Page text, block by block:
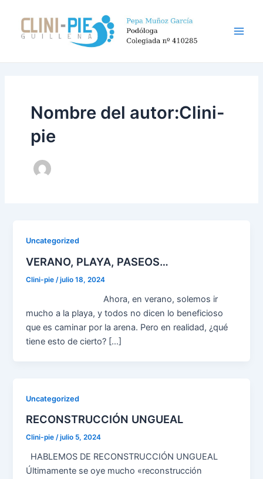
contenido
Nombre del autor:Clini-
pie
Uncategorized
VERANO, PLAYA, PASEOS…
Clini-pie/julio 18, 2024
Ahora, en verano, solemos ir
mucho a la playa, y todos no dicen lo beneficioso
que es caminar por la arena. Pero en realidad, ¿qué
tiene esto de cierto? […]
Uncategorized
RECONSTRUCCIÓN UNGUEAL
Clini-pie/julio 5, 2024
HABLEMOS DE RECONSTRUCCIÓN UNGUEAL
Últimamente se oye mucho «reconstrucción